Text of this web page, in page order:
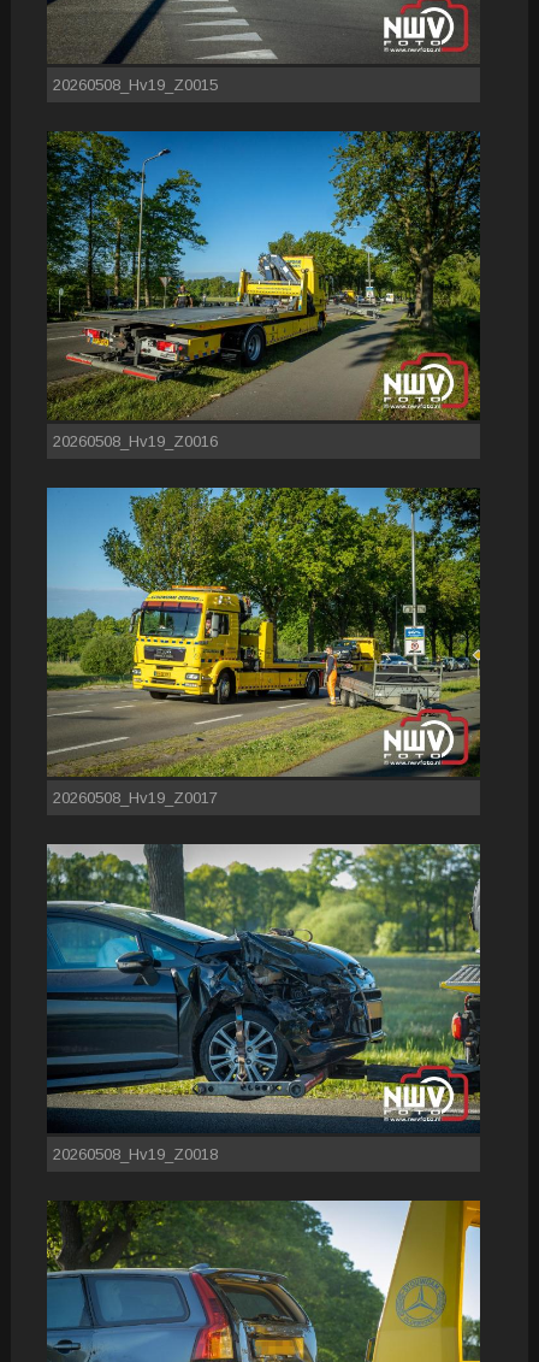
20260508_Hv19_Z0015
20260508_Hv19_Z0016
20260508_Hv19_Z0017
20260508_Hv19_Z0018